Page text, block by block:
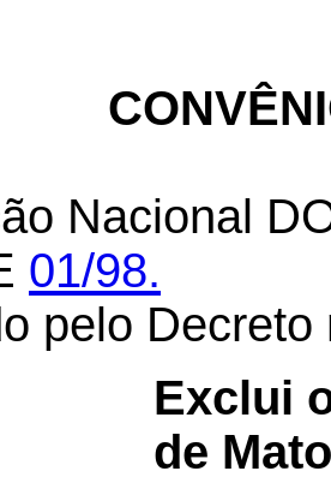
Nacional
01/98.
pelo Decreto
Exclui
de